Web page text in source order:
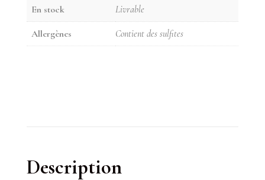
En stock Livrable
Allergènes Contient des sulfites
Description